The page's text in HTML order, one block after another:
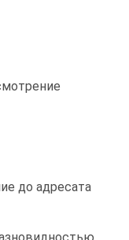
до адресата